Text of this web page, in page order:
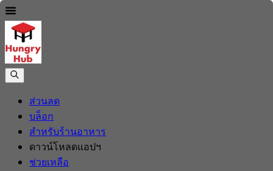
ส่วนลด
บล็อก
สำหรับร้านอาหาร
ดาวน์โหลดแอปฯ
ช่วยเหลือ